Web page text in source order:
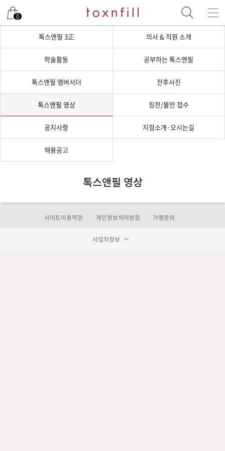
0
톡스앤필 3正 의사 & 직원 소개
학술활동 공부하는 톡스앤필
톡스앤필 앰버서더 전후사진
톡스앤필 영상 칭찬/불만 접수
공지사항 지점소개·오시는길
채용공고
톡스앤필 영상
사이트이용약관 개인정보처리방침 가맹문의
사업자정보